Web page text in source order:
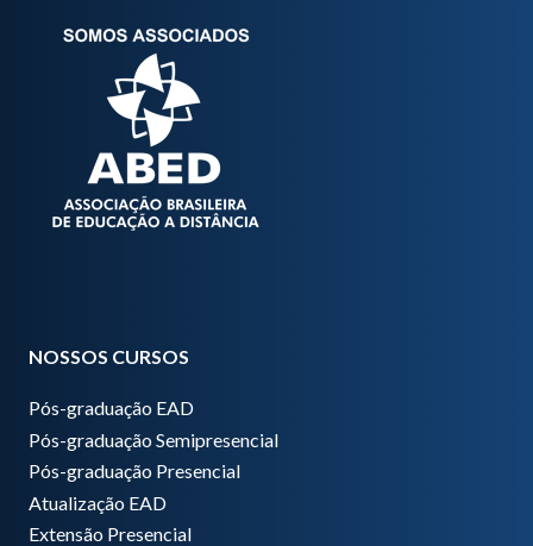
NOSSOS CURSOS
Pós-graduação EAD
Pós-graduação Semipresencial
Pós-graduação Presencial
Atualização EAD
Extensão Presencial